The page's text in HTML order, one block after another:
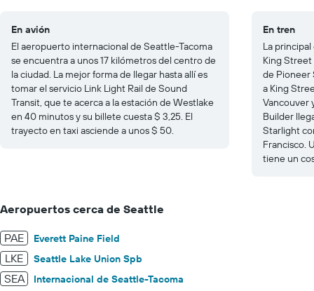
En avión
El aeropuerto internacional de Seattle-Tacoma
se encuentra a unos 17 kilómetros del centro de
la ciudad. La mejor forma de llegar hasta allí es
tomar el servicio Link Light Rail de Sound
Transit, que te acerca a la estación de Westlake
en 40 minutos y su billete cuesta $ 3,25. El
trayecto en taxi asciende a unos $ 50.
En tren
La
King
de Pioneer
a King
Vancouver
Builder
Starlight
Francisco.
tiene un
Aeropuertos cerca de Seattle
PAE Everett Paine Field
LKE Seattle Lake Union Spb
SEA Internacional de Seattle-Tacoma